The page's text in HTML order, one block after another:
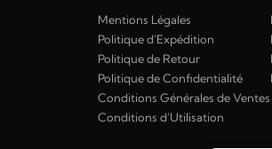
Mentions Légales
Politique d'Expédition
Politique de Retour
Politique de Confidentialité
Conditions Générales de Ventes
Conditions d'Utilisation